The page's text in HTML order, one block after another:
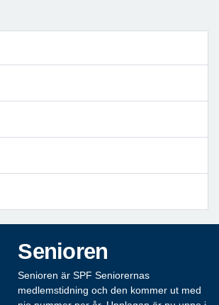
Senioren
Senioren är SPF Seniorernas
medlemstidning och den kommer ut med